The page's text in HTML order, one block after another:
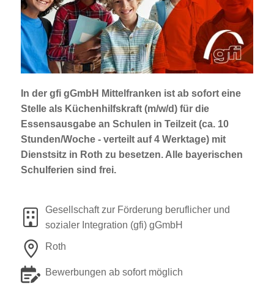
Jobportal
Presse und Medien
bbw e. V.
Karriere
Presse
In der gfi gGmbH Mittelfranken ist ab sofort eine
Stelle als Küchenhilfskraft (m/w/d) für die
Essensausgabe an Schulen in Teilzeit (ca. 10
Stunden/Woche - verteilt auf 4 Werktage) mit
Dienstsitz in Roth zu besetzen. Alle bayerischen
Schulferien sind frei.
Gesellschaft zur Förderung beruflicher und
sozialer Integration (gfi) gGmbH
Roth
Bewerbungen ab sofort möglich